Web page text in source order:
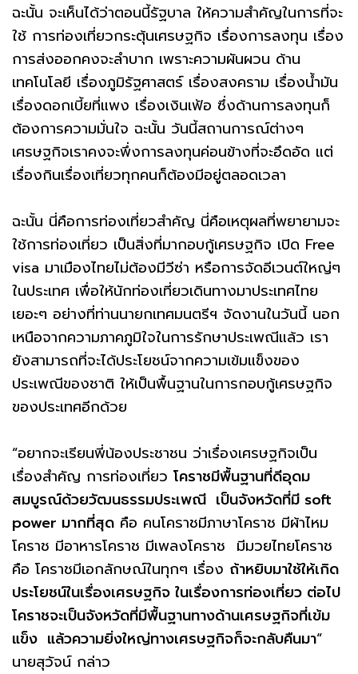
ฉะนั้น จะเห็นได้ว่าตอนนี้รัฐบาล ให้ความสำคัญในการที่จะ
ใช้ การท่องเที่ยวกระตุ้นเศรษฐกิจ เรื่องการลงทุน เรื่อง
การส่งออกคงจะลําบาก เพราะความผันผวน ด้าน
เทคโนโลยี เรื่องภูมิรัฐศาสตร์ เรื่องสงคราม เรื่องน้ำมัน
เรื่องดอกเบี้ยที่แพง เรื่องเงินเฟ้อ ซึ่งด้านการลงทุนก็
ต้องการความมั่นใจ ฉะนั้น วันนี้สถานการณ์ต่างๆ
เศรษฐกิจเราคงจะพึ่งการลงทุนค่อนข้างที่จะอึดอัด แต่
เรื่องกินเรื่องเที่ยวทุกคนก็ต้องมีอยู่ตลอดเวลา
ฉะนั้น นี่คือการท่องเที่ยวสําคัญ นี่คือเหตุผลที่พยายามจะ
ใช้การท่องเที่ยว เป็นสิ่งที่มากอบกู้เศรษฐกิจ เปิด Free
visa มาเมืองไทยไม่ต้องมีวีซ่า หรือการจัดอีเวนต์ใหญ่ๆ
ในประเทศ เพื่อให้นักท่องเที่ยวเดินทางมาประเทศไทย
เยอะๆ อย่างที่ท่านนายกเทศมนตรีฯ จัดงานในวันนี้ นอก
เหนือจากความภาคภูมิใจในการรักษาประเพณีแล้ว เรา
ยังสามารถที่จะได้ประโยชน์จากความเข้มแข็งของ
ประเพณีของชาติ ให้เป็นพื้นฐานในการกอบกู้เศรษฐกิจ
ของประเทศอีกด้วย
“อยากจะเรียนพี่น้องประชาชน ว่าเรื่องเศรษฐกิจเป็น
เรื่องสําคัญ การท่องเที่ยว โคราชมีพื้นฐานที่ดีอุดม
สมบูรณ์ด้วยวัฒนธรรมประเพณี เป็นจังหวัดที่มี soft
power มากที่สุด คือ คนโคราชมีภาษาโคราช มีผ้าไหม
โคราช มีอาหารโคราช มีเพลงโคราช มีมวยไทยโคราช
คือ โคราชมีเอกลักษณ์ในทุกๆ เรื่อง ถ้าหยิบมาใช้ให้เกิด
ประโยชน์ในเรื่องเศรษฐกิจ ในเรื่องการท่องเที่ยว ต่อไป
โคราชจะเป็นจังหวัดที่มีพื้นฐานทางด้านเศรษฐกิจที่เข้ม
แข็ง แล้วความยิ่งใหญ่ทางเศรษฐกิจก็จะกลับคืนมา“
นายสุวัจน์ กล่าว